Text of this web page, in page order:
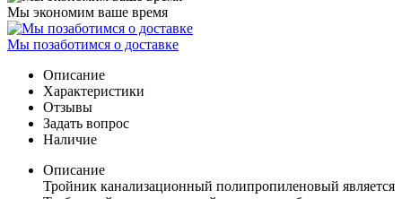
Мы экономим ваше время
Мы позаботимся о доставке
Описание
Характеристики
Отзывы
Задать вопрос
Наличие
Описание
Тройник канализационный полипропиленовый является